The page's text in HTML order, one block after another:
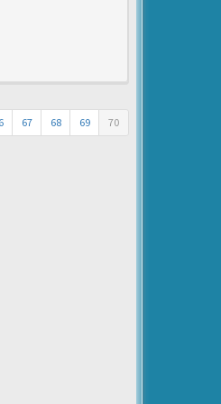
67 68 69 70